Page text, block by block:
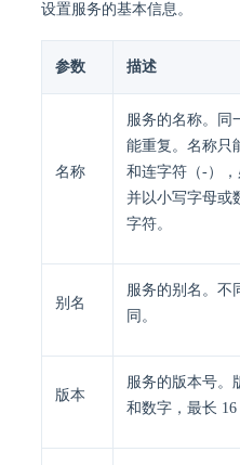
设置服务的基本信息。
参数 描述
名称
服务的名称。同
能重复。名称只
和连字符（-）
并以小写字母或
字符。
别名
服务的别名。不
同。
版本
服务的版本号。
和数字，最长 16